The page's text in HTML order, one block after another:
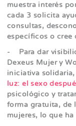
muestra interés
cada 3 solicita
consultas,
específicos o cree
- Para dar
Dexeus Mujer y
iniciativa solidaria,
luz: el sexo
psicológico y
forma gratuita, de
mujeres, lo que